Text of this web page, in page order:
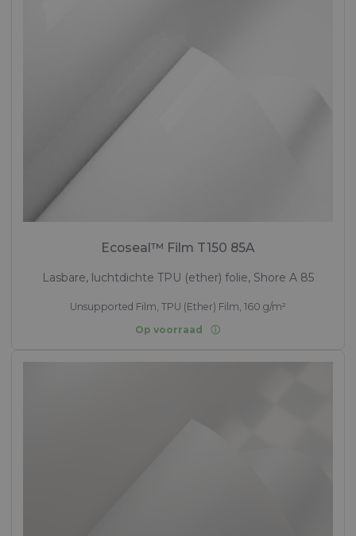
Ecoseal™ Film T150 85A
Lasbare, luchtdichte TPU (ether) folie, Shore A 85
Unsupported Film, TPU (Ether) Film, 160 g/m²
Op voorraad